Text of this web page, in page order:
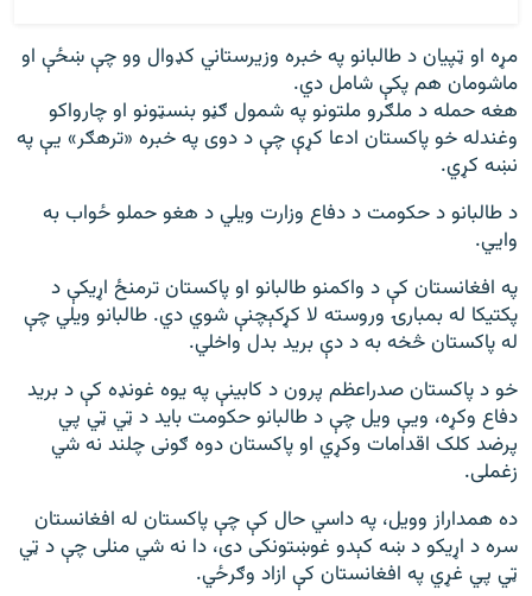
مړه او ټپیان د طالبانو په خبره وزیرستاني کډوال وو چې ښځې او
ماشومان هم پکې شامل دي.
هغه حمله د ملګرو ملتونو په شمول ګڼو بنسټونو او چارواکو
وغندله خو پاکستان ادعا کړې چې د دوی په خبره «ترهګر» یې په
نښه کړي.
د طالبانو د حکومت د دفاع وزارت ویلي د هغو حملو ځواب به
وایي.
په افغانستان کې د واکمنو طالبانو او پاکستان ترمنځ اړیکې د
پکتیکا له بمبارۍ وروسته لا کړکېچنې شوي دي. طالبانو ویلي چې
له پاکستان څخه به د دې برید بدل واخلي.
خو د پاکستان صدراعظم پرون د کابینې په یوه غونډه کې د برید
دفاع وکړه، ویې ویل چې د طالبانو حکومت باید د ټي ټي پي
پرضد کلک اقدامات وکړي او پاکستان دوه ګونی چلند نه شي
زغملی.
ده همداراز وویل، په داسي حال کې چې پاکستان له افغانستان
سره د اړیکو د ښه کېدو غوښتونکی دی، دا نه شي منلی چې د ټي
ټي پي غړي په افغانستان کې ازاد وګرځي.